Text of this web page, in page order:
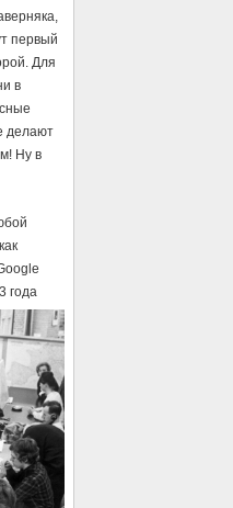
первый
Для
в
делают
Ну в
года